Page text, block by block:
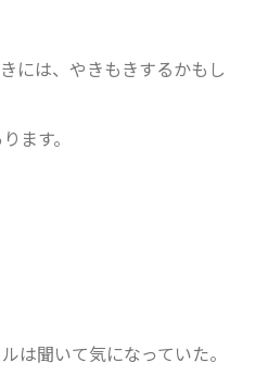
には、やきもきするかもし
ます。
は聞いて気になっていた。